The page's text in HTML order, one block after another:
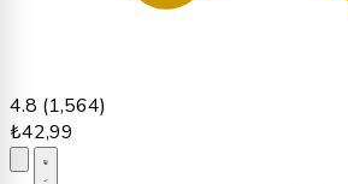
4.8 (1,564)
₺42,99